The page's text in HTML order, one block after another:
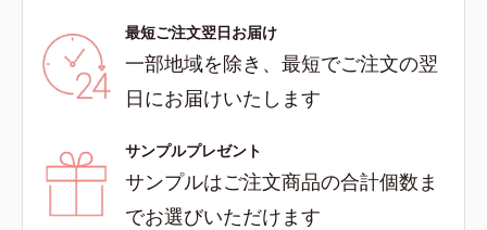
最短ご注文翌日お届け
一部地域を除き、最短でご注文の翌
日にお届けいたします
サンプルプレゼント
サンプルはご注文商品の合計個数ま
でお選びいただけます